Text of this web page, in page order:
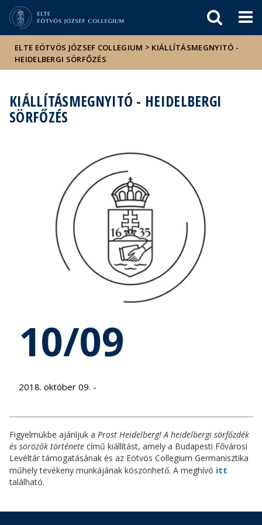
sajtóban
ELTE EÖTVÖS JÓZSEF COLLEGIUM > KIÁLLÍTÁSMEGNYITÓ -
HEIDELBERGI SÖRFŐZÉS
KIÁLLÍTÁSMEGNYITÓ - HEIDELBERGI
SÖRFŐZÉS
10/09
2018. október 09. -
Figyelmükbe ajánljuk a Prost Heidelberg! A heidelbergi sörfőzdék
és sörözők története című kiállítást, amely a Budapesti Fővárosi
Levéltár támogatásának és az Eötvös Collegium Germanisztika
műhely tevékeny munkájának köszönhető. A meghívó itt
található.